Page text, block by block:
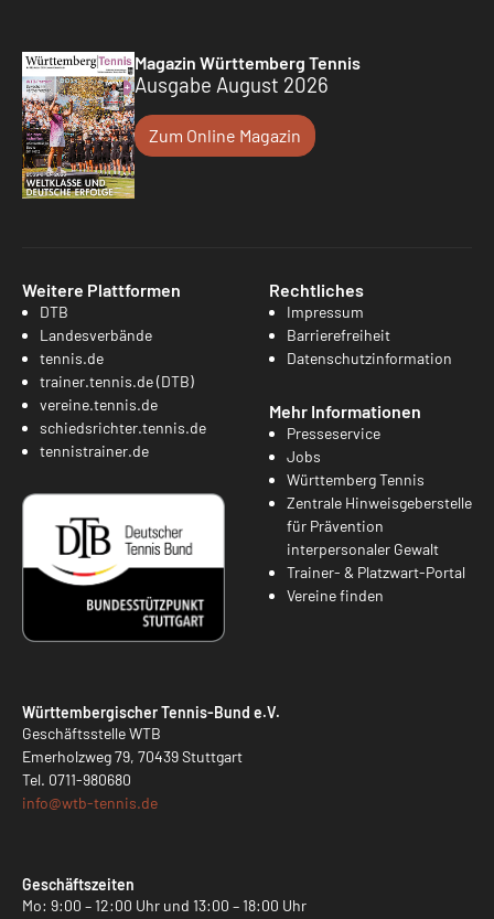
Magazin Württemberg Tennis
Ausgabe August 2026
Zum Online Magazin
Weitere Plattformen
DTB
Landesverbände
tennis.de
trainer.tennis.de (DTB)
vereine.tennis.de
schiedsrichter.tennis.de
tennistrainer.de
Rechtliches
Impressum
Barrierefreiheit
Datenschutzinformation
Mehr Informationen
Presseservice
Jobs
Württemberg Tennis
Zentrale Hinweisgeberstelle
für Prävention
interpersonaler Gewalt
Trainer- & Platzwart-Portal
Vereine finden
Württembergischer Tennis-Bund e.V.
Geschäftsstelle WTB
Emerholzweg 79, 70439 Stuttgart
Tel. 0711-980680
info@wtb-tennis.de
Geschäftszeiten
Mo: 9:00 – 12:00 Uhr und 13:00 – 18:00 Uhr